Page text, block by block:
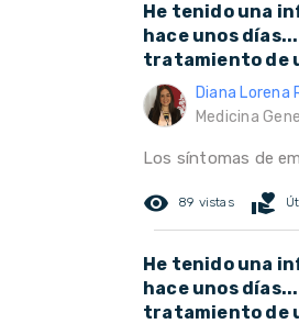
He tenido una
hace unos
tratamiento de
Diana Lorena
Medicina
Los síntomas de
remove_red_eye 89 vistas volunteer_activism
He tenido una
hace unos
tratamiento de